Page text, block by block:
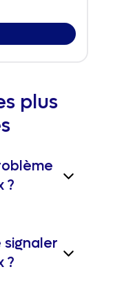
plus
?
signaler
?